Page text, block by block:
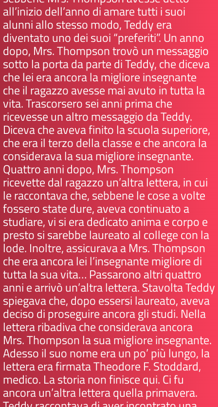
all’inizio dell’anno di amare tutti i suoi
alunni allo stesso modo, Teddy era
diventato uno dei suoi “preferiti”. Un anno
dopo, Mrs. Thompson trovò un messaggio
sotto la porta da parte di Teddy, che diceva
che lei era ancora la migliore insegnante
che il ragazzo avesse mai avuto in tutta la
vita. Trascorsero sei anni prima che
ricevesse un altro messaggio da Teddy.
Diceva che aveva finito la scuola superiore,
che era il terzo della classe e che ancora la
considerava la sua migliore insegnante.
Quattro anni dopo, Mrs. Thompson
ricevette dal ragazzo un’altra lettera, in cui
le raccontava che, sebbene le cose a volte
fossero state dure, aveva continuato a
studiare, vi si era dedicato anima e corpo e
presto si sarebbe laureato al college con la
lode. Inoltre, assicurava a Mrs. Thompson
che era ancora lei l’insegnante migliore di
tutta la sua vita… Passarono altri quattro
anni e arrivò un’altra lettera. Stavolta Teddy
spiegava che, dopo essersi laureato, aveva
deciso di proseguire ancora gli studi. Nella
lettera ribadiva che considerava ancora
Mrs. Thompson la sua migliore insegnante.
Adesso il suo nome era un po’ più lungo, la
lettera era firmata Theodore F. Stoddard,
medico. La storia non finisce qui. Ci fu
ancora un’altra lettera quella primavera.